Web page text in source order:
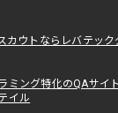
カウトならレバテック
ミング特化のQAサイ
イル